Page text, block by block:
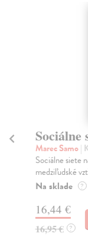
Sociálne
Marec Samo|
Sociálne siete
medziľudské
Na sklade ?
16,44 €
16,95 € ?